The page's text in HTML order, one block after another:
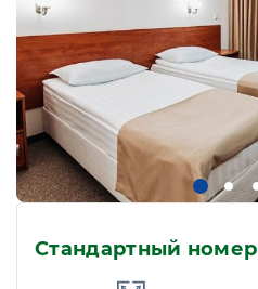
Стандартный номер